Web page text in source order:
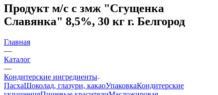
Продукт м/с с змж "Сгущенка
Славянка" 8,5%, 30 кг г. Белгород
Главная
—
Каталог
—
Кондитерские ингредиенты
ПасхаШоколад, глазури, какаоУпаковкаКондитерские